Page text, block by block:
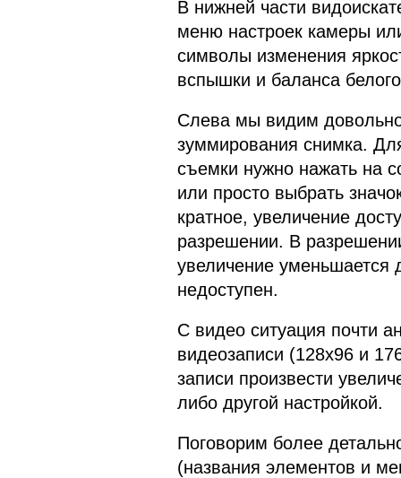
В нижней части
меню настроек камеры
символы изменения
вспышки и баланса
Слева мы видим
зуммирования снимка.
съемки нужно нажать на
или просто выбрать
кратное, увеличение
разрешении. В
увеличение уменьшается
недоступен.
С видео ситуация почти
видеозаписи (128x96 и
записи произвести
либо другой
Поговорим более
(названия элементов и